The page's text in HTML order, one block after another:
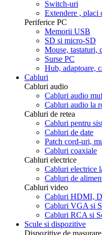
Switch-uri
Extendere , placi
Periferice PC
Memorii USB
SD si micro-SD
Mouse, tastaturi,
Surse PC
Hub, adaptoare,
Cabluri
Cabluri audio
Cabluri audio
Cabluri audio la
Cabluri de retea
Cabluri pentru
Cabluri de date
Patch cord-uri,
Cabluri coaxiale
Cabluri electrice
Cabluri electrice
Cabluri de
Cabluri video
Cabluri HDMI,
Cabluri VGA si
Cabluri RCA si
Scule si dispozitive
Dispozitive de masurare